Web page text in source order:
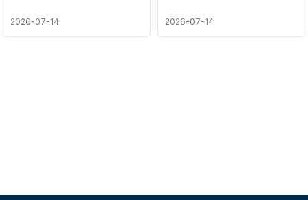
2026-07-14 2026-07-14